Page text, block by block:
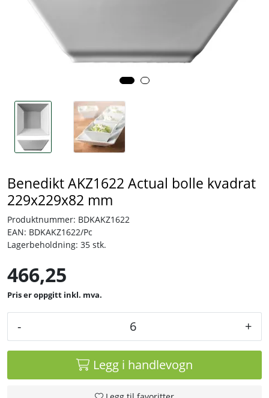
Benedikt AKZ1622 Actual bolle kvadrat
229x229x82 mm
Produktnummer: BDKAKZ1622
EAN: BDKAKZ1622/Pc
Lagerbeholdning: 35 stk.
466,25
inkl. mva.
- +
Legg i handlevogn